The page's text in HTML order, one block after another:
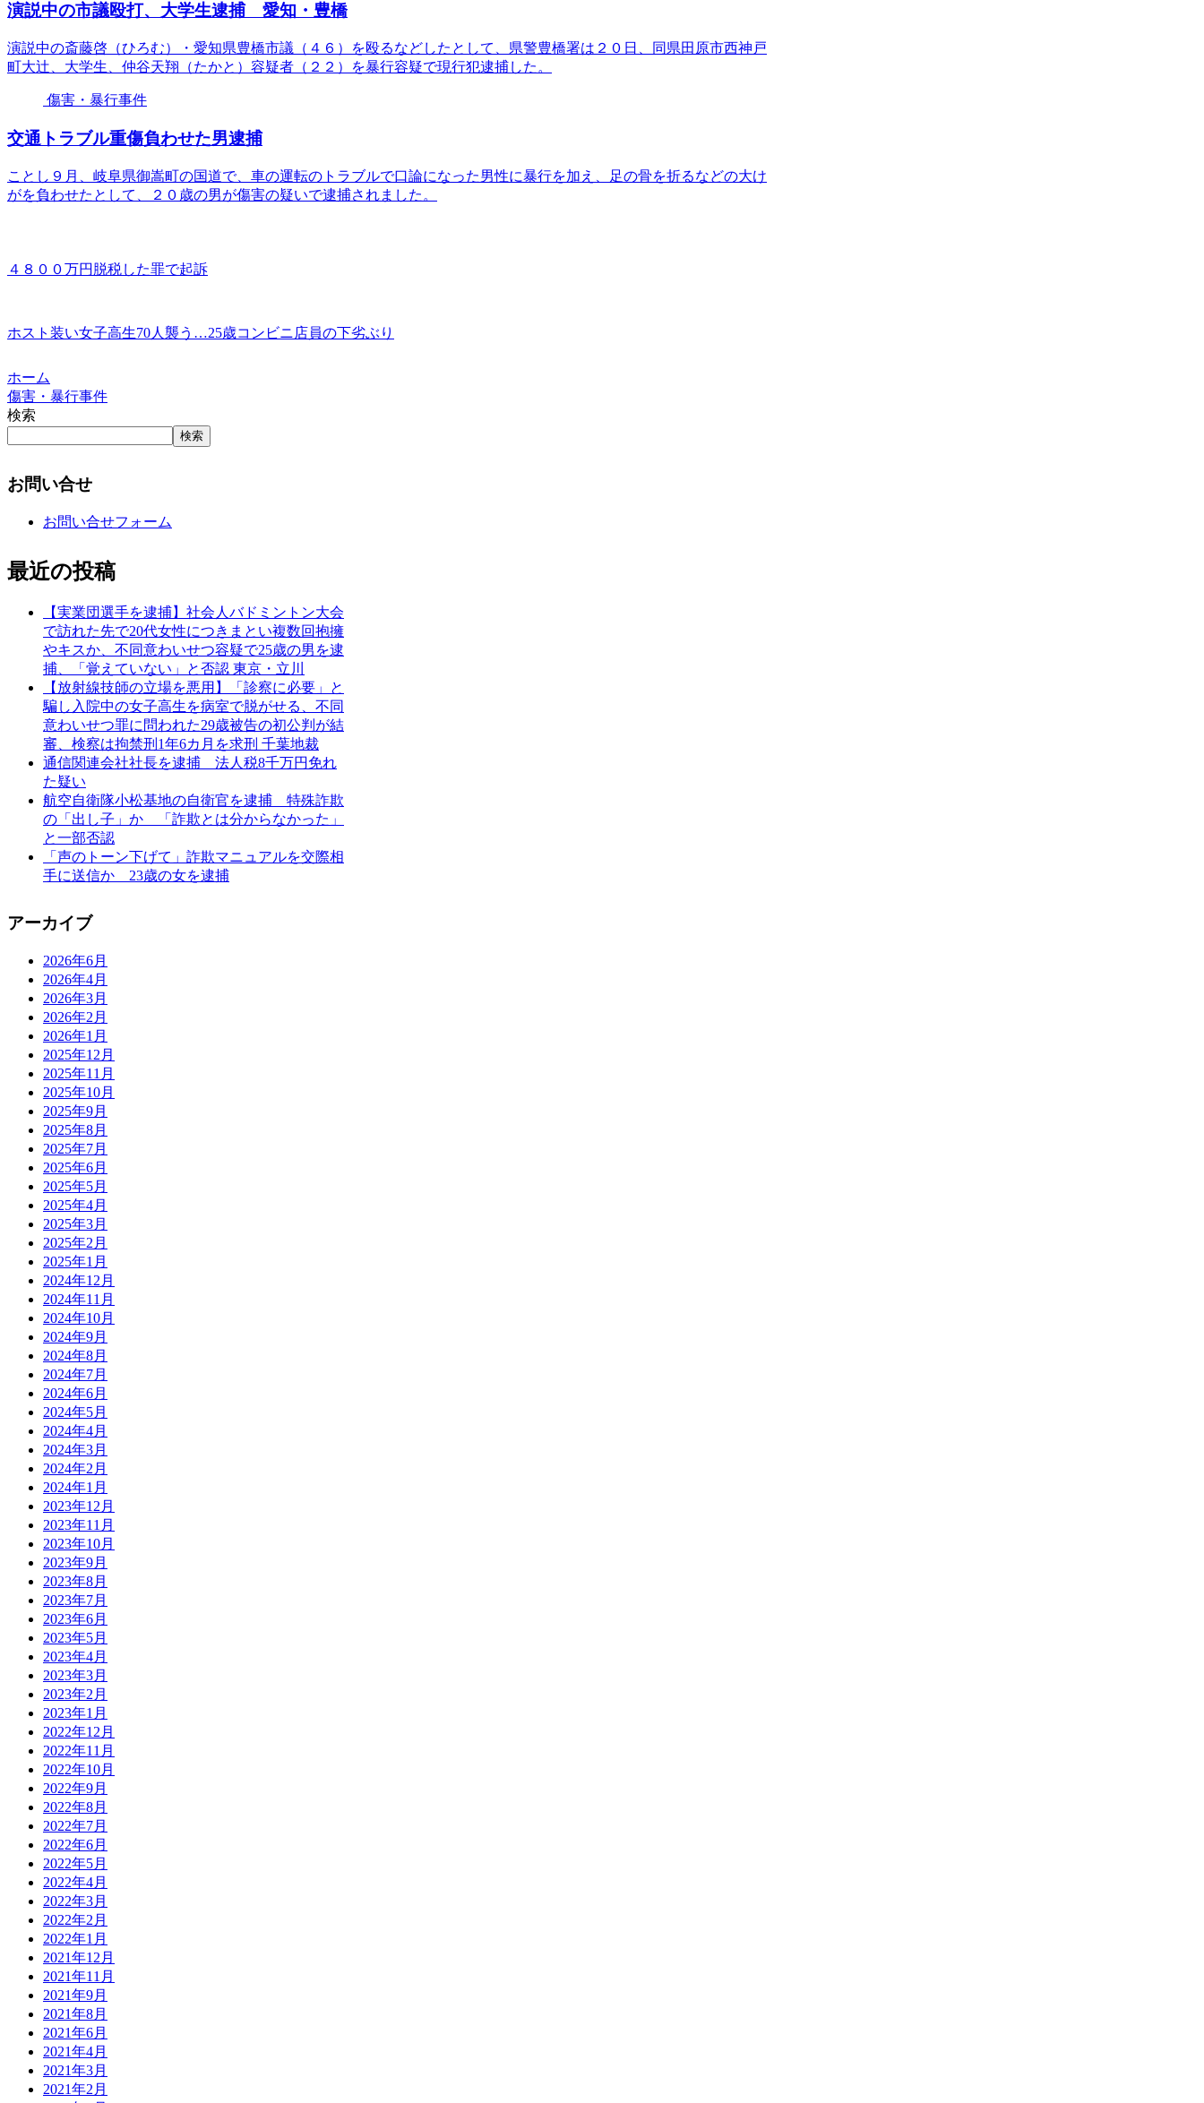
演説中の市議殴打、大学生逮捕 愛知・豊橋
演説中の斎藤啓（ひろむ）・愛知県豊橋市議（４６）を殴るなどしたとして、県警豊橋署は２０日、同県田原市西神戸
町大辻、大学生、仲谷天翔（たかと）容疑者（２２）を暴行容疑で現行犯逮捕した。
傷害・暴行事件
交通トラブル重傷負わせた男逮捕
ことし９月、岐阜県御嵩町の国道で、車の運転のトラブルで口論になった男性に暴行を加え、足の骨を折るなどの大け
がを負わせたとして、２０歳の男が傷害の疑いで逮捕されました。
４８００万円脱税した罪で起訴
ホスト装い女子高生70人襲う…25歳コンビニ店員の下劣ぶり
ホーム
傷害・暴行事件
検索
検索
お問い合せ
お問い合せフォーム
最近の投稿
【実業団選手を逮捕】社会人バドミントン大会
で訪れた先で20代女性につきまとい複数回抱擁
やキスか、不同意わいせつ容疑で25歳の男を逮
捕、「覚えていない」と否認 東京・立川
【放射線技師の立場を悪用】「診察に必要」と
騙し入院中の女子高生を病室で脱がせる、不同
意わいせつ罪に問われた29歳被告の初公判が結
審、検察は拘禁刑1年6カ月を求刑 千葉地裁
通信関連会社社長を逮捕 法人税8千万円免れ
た疑い
航空自衛隊小松基地の自衛官を逮捕 特殊詐欺
の「出し子」か 「詐欺とは分からなかった」
と一部否認
「声のトーン下げて」詐欺マニュアルを交際相
手に送信か 23歳の女を逮捕
アーカイブ
2026年6月
2026年4月
2026年3月
2026年2月
2026年1月
2025年12月
2025年11月
2025年10月
2025年9月
2025年8月
2025年7月
2025年6月
2025年5月
2025年4月
2025年3月
2025年2月
2025年1月
2024年12月
2024年11月
2024年10月
2024年9月
2024年8月
2024年7月
2024年6月
2024年5月
2024年4月
2024年3月
2024年2月
2024年1月
2023年12月
2023年11月
2023年10月
2023年9月
2023年8月
2023年7月
2023年6月
2023年5月
2023年4月
2023年3月
2023年2月
2023年1月
2022年12月
2022年11月
2022年10月
2022年9月
2022年8月
2022年7月
2022年6月
2022年5月
2022年4月
2022年3月
2022年2月
2022年1月
2021年12月
2021年11月
2021年9月
2021年8月
2021年6月
2021年4月
2021年3月
2021年2月